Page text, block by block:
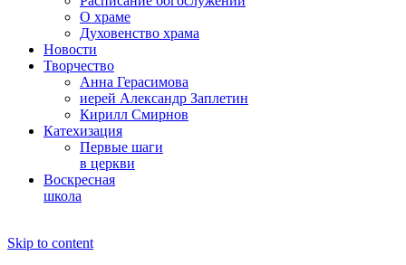
О храме
Духовенство храма
Новости
Творчество
Анна Герасимова
иерей Александр Заплетин
Кирилл Смирнов
Катехизация
Первые шаги
в церкви
Воскресная
школа
Skip to content